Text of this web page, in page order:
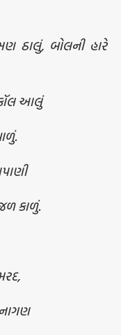
ઠાલું, બોલની હારે
આલું
કાળું.